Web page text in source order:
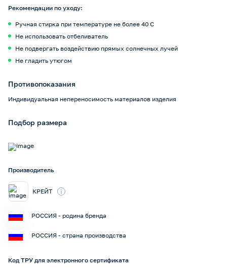
Рекомендации по уходу:
Ручная стирка при температуре не более 40 С
Не использовать отбеливатель
Не подвергать воздействию прямых солнечных лучей
Не гладить утюгом
Противопоказания
Индивидуальная непереносимость материалов изделия
Подбор размера
Производитель
КРЕЙТ i
РОССИЯ - родина бренда
РОССИЯ - страна производства
Код ТРУ для электронного сертификата